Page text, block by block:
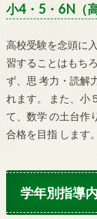
小4・5・6N（
高校受験を念頭に
習することはもち
ず、思 考力・読解
れます。 また、小
て、数学 の土台作
合格を目指 します。
学年別指導